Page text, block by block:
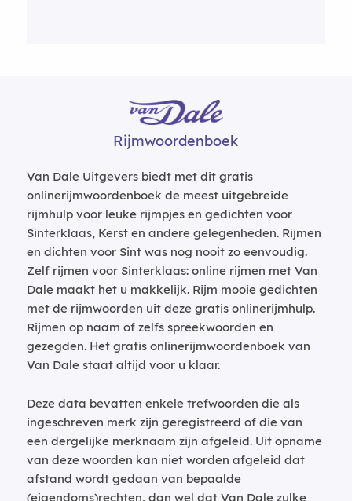
Rijmwoordenboek
Van Dale Uitgevers biedt met dit gratis
onlinerijmwoordenboek de meest uitgebreide
rijmhulp voor leuke rijmpjes en gedichten voor
Sinterklaas, Kerst en andere gelegenheden. Rijmen
en dichten voor Sint was nog nooit zo eenvoudig.
Zelf rijmen voor Sinterklaas: online rijmen met Van
Dale maakt het u makkelijk. Rijm mooie gedichten
met de rijmwoorden uit deze gratis onlinerijmhulp.
Rijmen op naam of zelfs spreekwoorden en
gezegden. Het gratis onlinerijmwoordenboek van
Van Dale staat altijd voor u klaar.
Deze data bevatten enkele trefwoorden die als
ingeschreven merk zijn geregistreerd of die van
een dergelijke merknaam zijn afgeleid. Uit opname
van deze woorden kan niet worden afgeleid dat
afstand wordt gedaan van bepaalde
(eigendoms)rechten, dan wel dat Van Dale zulke